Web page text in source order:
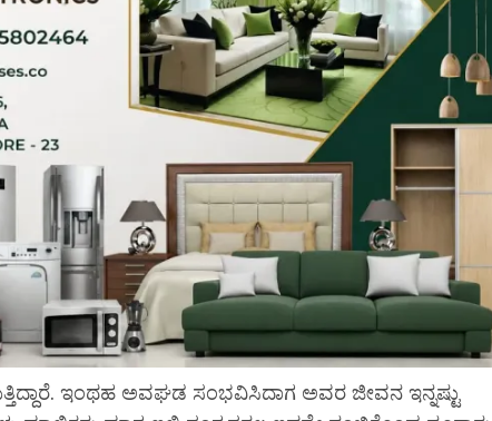
ಇಂಥಹ ಅವಘಡ ಸಂಭವಿಸಿದಾಗ ಅವರ ಜೀವನ ಇನ್ನಷ್ಟು